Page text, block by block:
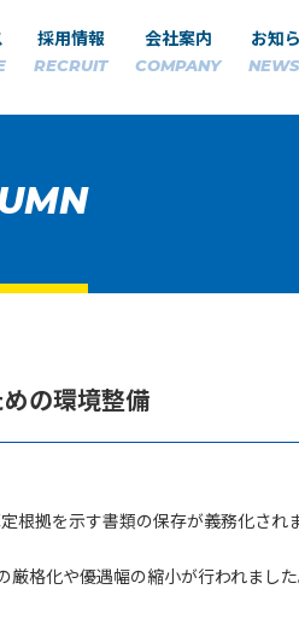
採用情報
RECRUIT
会社案内
COMPANY
お知
の環境整備
拠を示す書類の保存が義務化さ
格化や優遇幅の縮小が行われまし